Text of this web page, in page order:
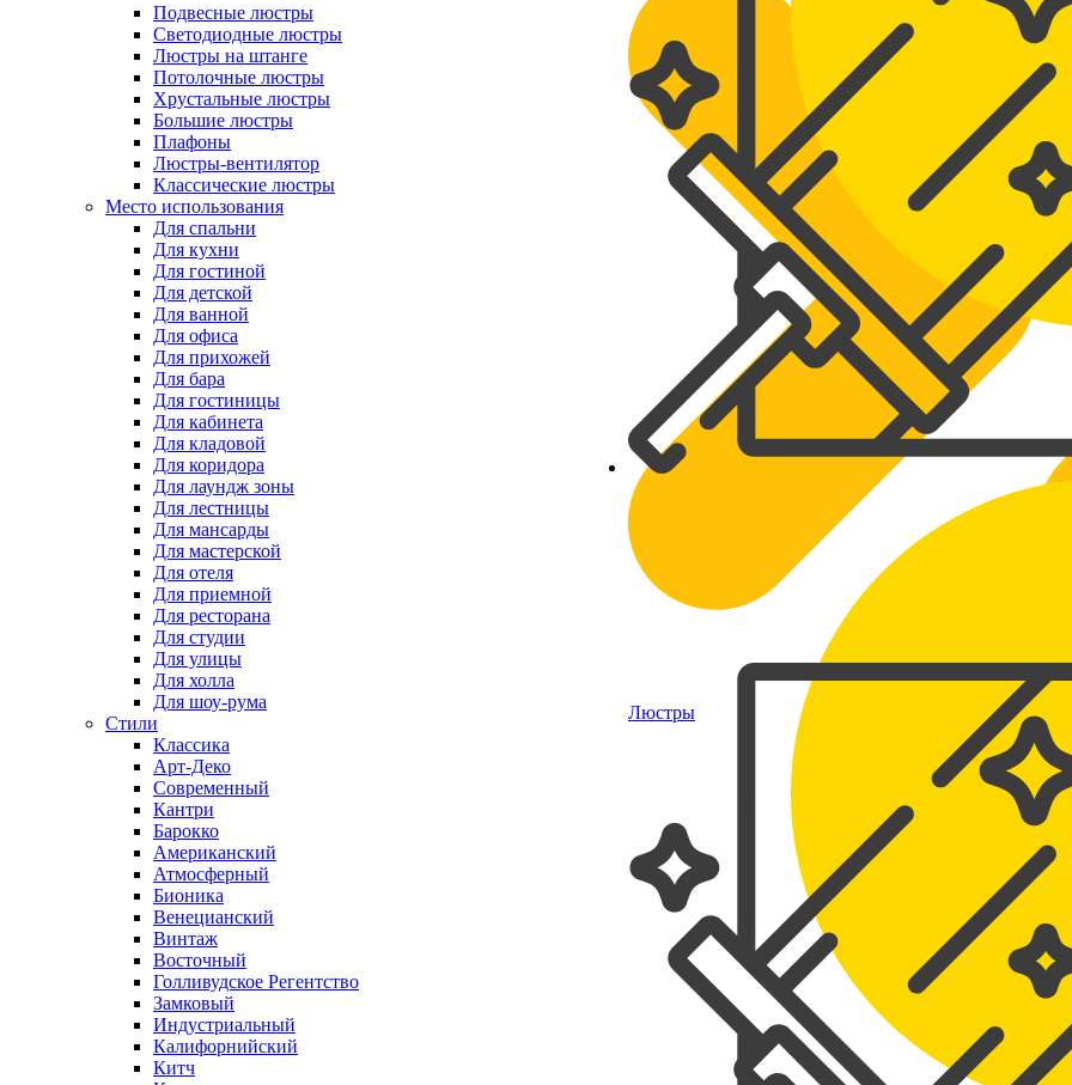
Люстры
Подвесные люстры
Светодиодные люстры
Люстры на штанге
Потолочные люстры
Хрустальные люстры
Большие люстры
Плафоны
Люстры-вентилятор
Классические люстры
Место использования
Для спальни
Для кухни
Для гостиной
Для детской
Для ванной
Для офиса
Для прихожей
Для бара
Для гостиницы
Для кабинета
Для кладовой
Для коридора
Для лаундж зоны
Для лестницы
Для мансарды
Для мастерской
Для отеля
Для приемной
Для ресторана
Для студии
Для улицы
Для холла
Для шоу-рума
Стили
Классика
Арт-Деко
Современный
Кантри
Барокко
Американский
Атмосферный
Бионика
Венецианский
Винтаж
Восточный
Голливудское Регентство
Замковый
Индустриальный
Калифорнийский
Китч